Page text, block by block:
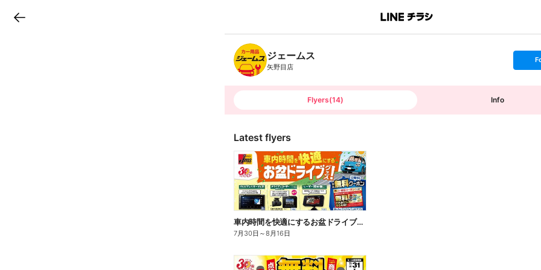
B
n
c
h
T
ジェームス
矢野目店
s
t
o
Flyers(14) Info
Latest flyers
車内時間を快適にするお盆ドライブグッズ!
7月30日 ～8月16日